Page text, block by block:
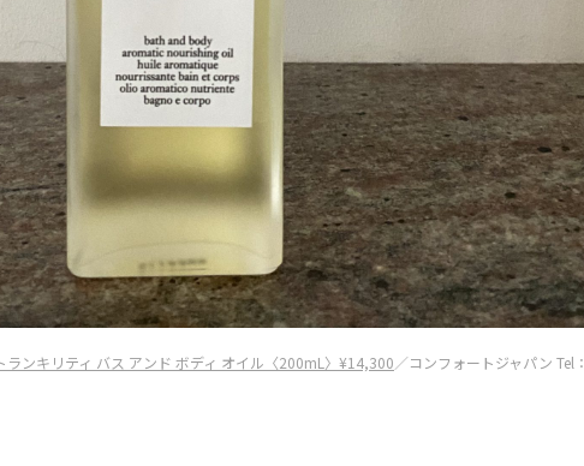
ランキリティ バス アンド ボディ オイル〈200mL〉¥14,300／コンフォートジャパン Tel：